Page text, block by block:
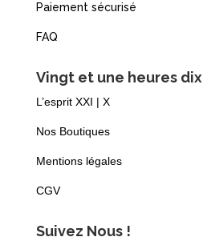
Paiement sécurisé
FAQ
Vingt et une heures dix
L’esprit XXI | X
Nos Boutiques
Mentions légales
CGV
Suivez Nous !